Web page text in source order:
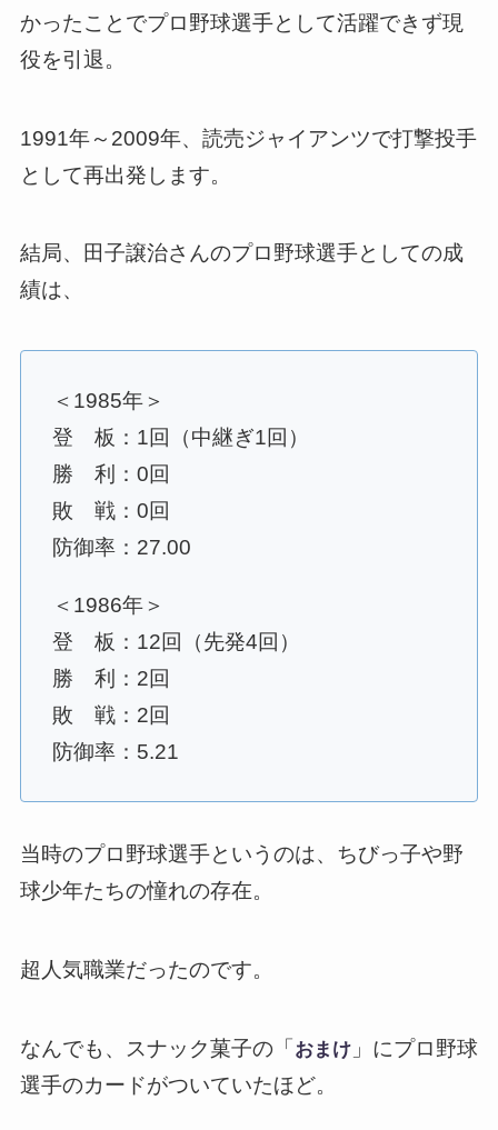
かったことでプロ野球選手として活躍できず現
役を引退。
1991年～2009年、読売ジャイアンツで打撃投手
として再出発します。
結局、田子譲治さんのプロ野球選手としての成
績は、
＜1985年＞
登 板：1回（中継ぎ1回）
勝 利：0回
敗 戦：0回
防御率：27.00
＜1986年＞
登 板：12回（先発4回）
勝 利：2回
敗 戦：2回
防御率：5.21
当時のプロ野球選手というのは、ちびっ子や野
球少年たちの憧れの存在。
超人気職業だったのです。
なんでも、スナック菓子の「おまけ」にプロ野球
選手のカードがついていたほど。